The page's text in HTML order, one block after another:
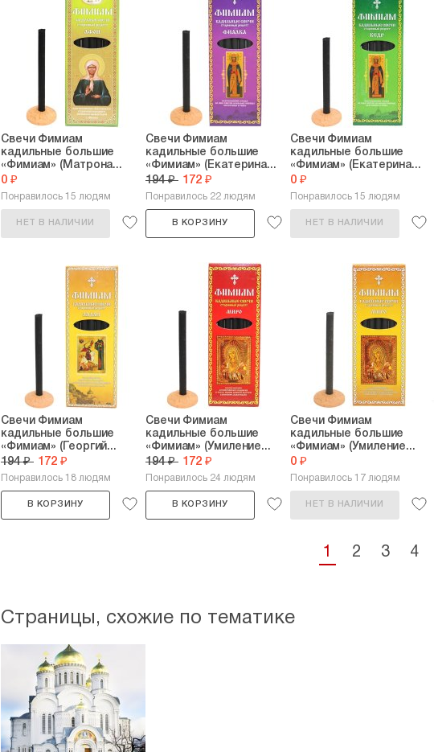
Свечи Фимиам
кадильные большие
«Фимиам» (Матрона...
0 ₽
Понравилось 15 людям
НЕТ В НАЛИЧИИ
Свечи Фимиам
кадильные большие
«Фимиам» (Екатерина...
194 ₽ 172 ₽
Понравилось 22 людям
В КОРЗИНУ
Свечи Фимиам
кадильные большие
«Фимиам» (Екатерина...
0 ₽
Понравилось 15 людям
НЕТ В НАЛИЧИИ
Свечи Фимиам
кадильные большие
«Фимиам» (Георгий...
194 ₽ 172 ₽
Понравилось 18 людям
В КОРЗИНУ
Свечи Фимиам
кадильные большие
«Фимиам» (Умиление...
194 ₽ 172 ₽
Понравилось 24 людям
В КОРЗИНУ
Свечи Фимиам
кадильные большие
«Фимиам» (Умиление...
0 ₽
Понравилось 17 людям
НЕТ В НАЛИЧИИ
1 2 3 4
Страницы, схожие по тематике